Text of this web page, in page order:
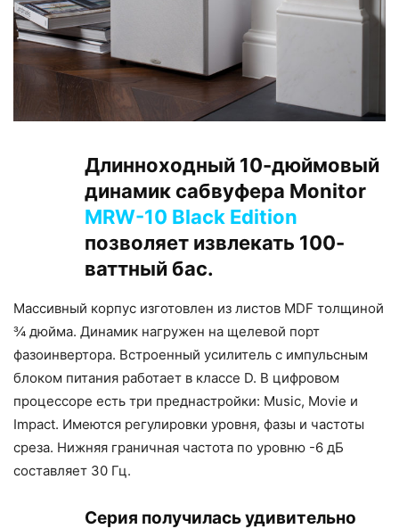
Длинноходный 10-дюймовый
динамик сабвуфера Monitor
MRW-10 Black Edition
позволяет извлекать 100-
ваттный бас.
Массивный корпус изготовлен из листов MDF толщиной
¾ дюйма. Динамик нагружен на щелевой порт
фазоинвертора. Встроенный усилитель с импульсным
блоком питания работает в классе D. В цифровом
процессоре есть три преднастройки: Music, Movie и
Impact. Имеются регулировки уровня, фазы и частоты
среза. Нижняя граничная частота по уровню -6 дБ
составляет 30 Гц.
Серия получилась удивительно